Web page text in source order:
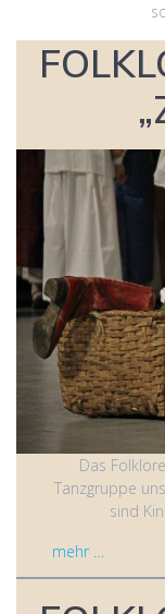
Das
Tanzgruppe
sind
mehr …